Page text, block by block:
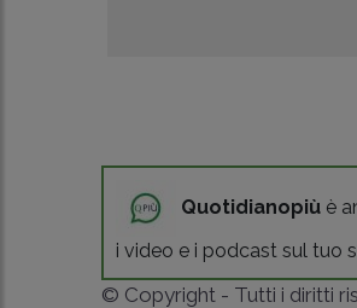
Quotidianopiù è
i video e i podcast sul tuo
© Copyright - Tutti i diritti